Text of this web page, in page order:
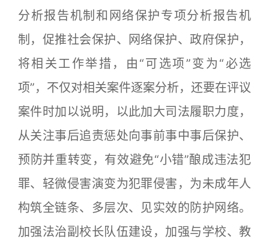
分析报告机制和网络保护专项分析报告机
制，促推社会保护、网络保护、政府保护，
将相关工作举措，由“可选项”变为“必选
项”，不仅对相关案件逐案分析，还要在评议
案件时加以说明，以此加大司法履职力度，
从关注事后追责惩处向事前事中事后保护、
预防并重转变，有效避免“小错”酿成违法犯
罪、轻微侵害演变为犯罪侵害，为未成年人
构筑全链条、多层次、见实效的防护网络。
加强法治副校长队伍建设，加强与学校、教